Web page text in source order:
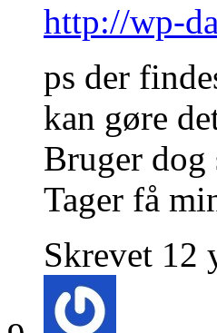
http://wp-
ps der
kan gøre
Bruger dog
Tager få
Skrevet 12